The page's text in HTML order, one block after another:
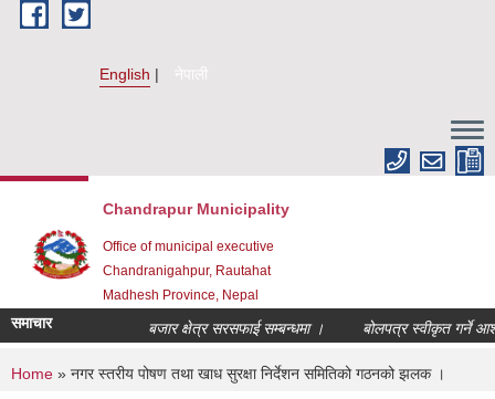
Skip to main content
English नेपाली
Chandrapur Municipality
Office of municipal executive
Chandranigahpur, Rautahat
Madhesh Province, Nepal
समाचार बजार क्षेत्र सरसफाई सम्बन्धमा । बोलपत्र स्वीकृत गर्ने
You are here
Home » नगर स्तरीय पोषण तथा खाध सुरक्षा निर्देशन समितिको गठनको झलक ।